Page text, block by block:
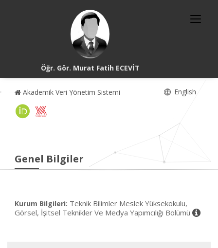
Öğr. Gör. Murat Fatih ECEVİT
Akademik Veri Yönetim Sistemi English
Genel Bilgiler
Kurum Bilgileri: Teknik Bilimler Meslek Yüksekokulu,
Görsel, İşitsel Teknikler Ve Medya Yapımcılığı Bölümü